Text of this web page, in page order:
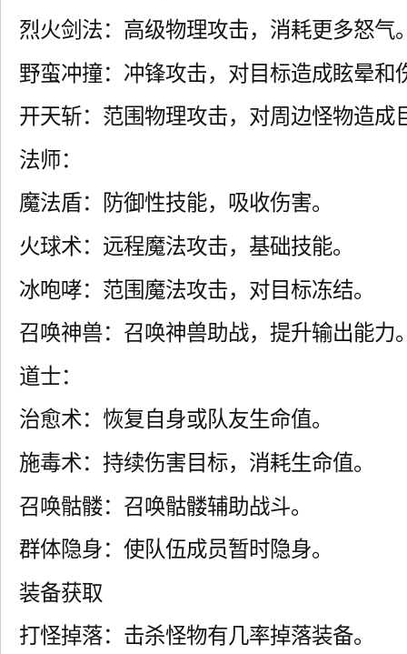
烈火剑法：高级物理攻击，消耗更多怒气
野蛮冲撞：冲锋攻击，对目标造成眩晕和
开天斩：范围物理攻击，对周边怪物造成
法师：
魔法盾：防御性技能，吸收伤害。
火球术：远程魔法攻击，基础技能。
冰咆哮：范围魔法攻击，对目标冻结。
召唤神兽：召唤神兽助战，提升输出能力
道士：
治愈术：恢复自身或队友生命值。
施毒术：持续伤害目标，消耗生命值。
召唤骷髅：召唤骷髅辅助战斗。
群体隐身：使队伍成员暂时隐身。
装备获取
打怪掉落：击杀怪物有几率掉落装备。